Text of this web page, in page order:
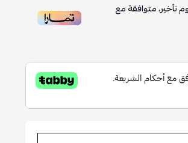
تأخير، متوافقة مع